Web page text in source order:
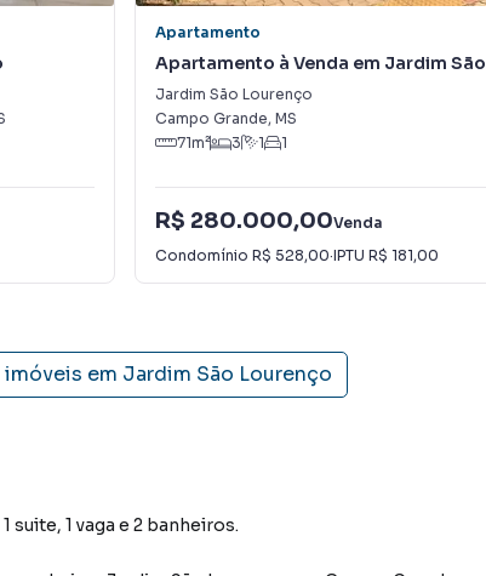
Apartamento
Apartamento à Venda em Jardim São
Lourenço
Jardim São Lourenço
Campo Grande, MS
71m² 3 1 1
R$ 280.000,00Venda
Condomínio R$ 528,00·IPTU R$ 181,00
imóveis em Jardim São Lourenço
suite, 1 vaga e 2 banheiros.